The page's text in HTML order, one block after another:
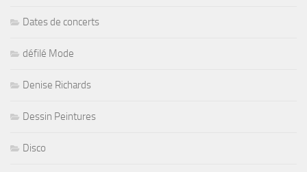
Dates de concerts
défilé Mode
Denise Richards
Dessin Peintures
Disco